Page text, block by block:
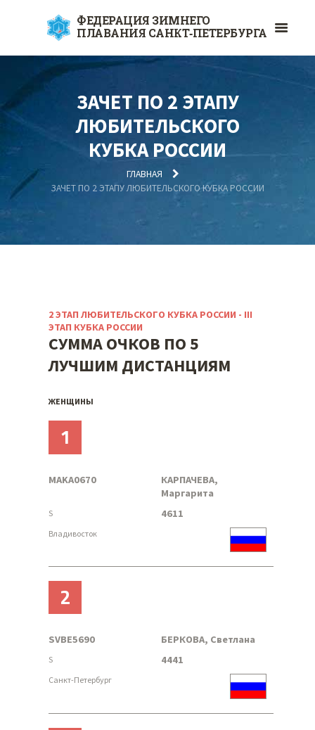
ФЕДЕРАЦИЯ ЗИМНЕГО
ПЛАВАНИЯ САНКТ‑ПЕТЕРБУРГА
ЗАЧЕТ ПО 2 ЭТАПУ
ЛЮБИТЕЛЬСКОГО
КУБКА РОССИИ
ГЛАВНАЯ
ЗАЧЕТ ПО 2 ЭТАПУ ЛЮБИТЕЛЬСКОГО КУБКА РОССИИ
2 ЭТАП ЛЮБИТЕЛЬСКОГО КУБКА РОССИИ - III
ЭТАП КУБКА РОССИИ
СУММА ОЧКОВ ПО 5
ЛУЧШИМ ДИСТАНЦИЯМ
ЖЕНЩИНЫ
1
MAKA0670
КАРПАЧЕВА,
Маргарита
S 4611
Владивосток
2
SVBE5690 БЕРКОВА, Светлана
S 4441
Санкт-Петербург